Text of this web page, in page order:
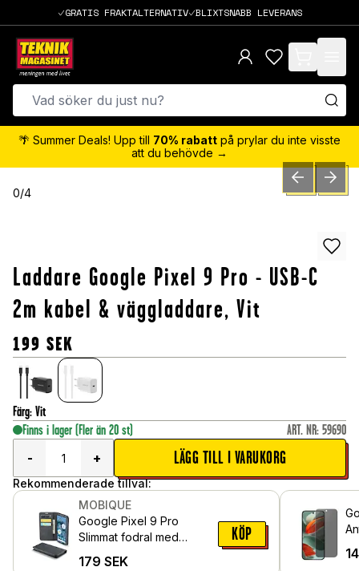
GRATIS FRAKTALTERNATIV BLIXTSNABB LEVERANS
items in cart,
🌴 Summer Deals! Upp till 70% rabatt på prylar du inte visste
att du behövde →
0/4 PREVIOUSNEXT
Laddare Google Pixel 9 Pro - USB-C
2m kabel & väggladdare, Vit
199 SEK
Färg: Vit
Finns i lager (Fler än 20 st) ART. NR: 59690
-
+ LÄGG TILL I VARUKORG
Rekommenderade tillval:
MOBIQUE
Google Pixel 9 Pro
Slimmat fodral med
179 SEK
KÖP